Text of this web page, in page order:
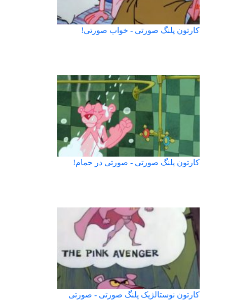
کارتون پلنگ صورتی - خواب صورتی!
کارتون پلنگ صورتی - صورتی در حمام!
کارتون نوستالژیک پلنگ صورتی - صورتی